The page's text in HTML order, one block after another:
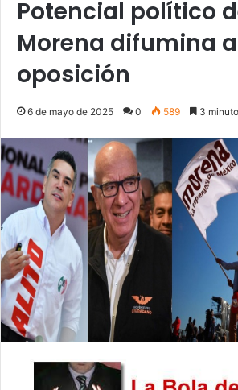
Potencial político
Morena difumina
oposición
6 de mayo de 2025 0 589 3